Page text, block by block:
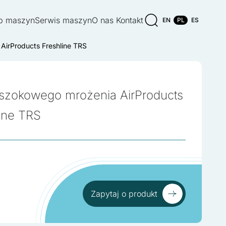
maszynSerwis maszynO nas Kontakt EN PL ES
Freshline TRS
mrożenia AirProducts
TRS
Zapytaj o produkt